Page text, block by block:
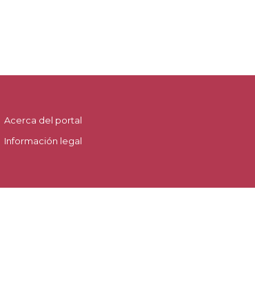
Acerca del portal
Información legal